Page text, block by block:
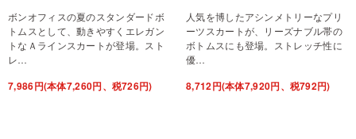
ボンオフィスの夏のスタンダードボ
トムスとして、動きやすくエレガン
トなＡラインスカートが登場。スト
レ…
7,986円(本体7,260円、税726円)
人気を博したアシンメトリーなプリ
ーツスカートが、リーズナブル帯の
ボトムスにも登場。ストレッチ性に
優…
8,712円(本体7,920円、税792円)